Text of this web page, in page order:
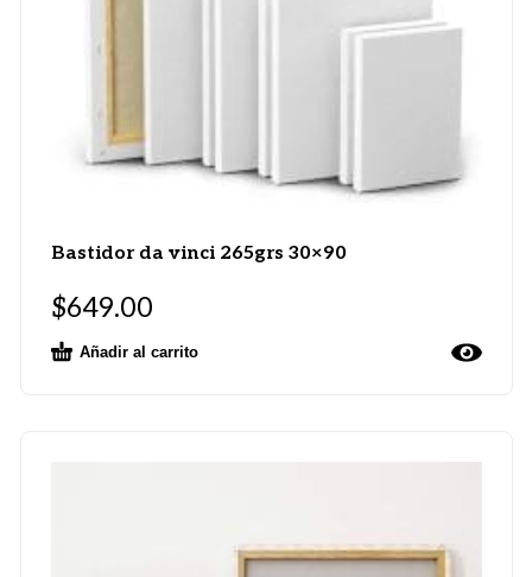
Bastidor da vinci 265grs 30×90
$649.00
Añadir al carrito